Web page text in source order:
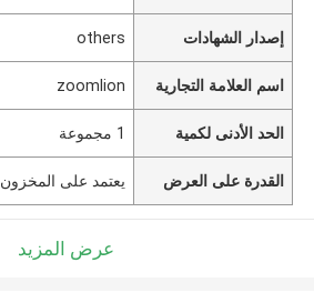
إصدار الشهادات others
اسم العلامة التجارية zoomlion
الحد الأدنى لكمية 1 مجموعة
القدرة على العرض يعتمد على المخزون
عرض المزيد